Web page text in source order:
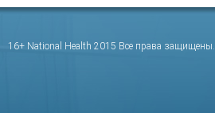
16+ National Health 2015 Все права защищены.